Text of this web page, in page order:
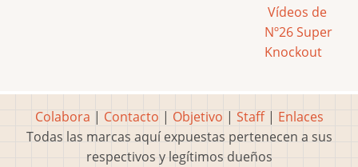
Vídeos de
Nº26 Super
Knockout
Colabora | Contacto | Objetivo | Staff| Enlaces
Todas las marcas aquí expuestas pertenecen a sus
respectivos y legítimos dueños